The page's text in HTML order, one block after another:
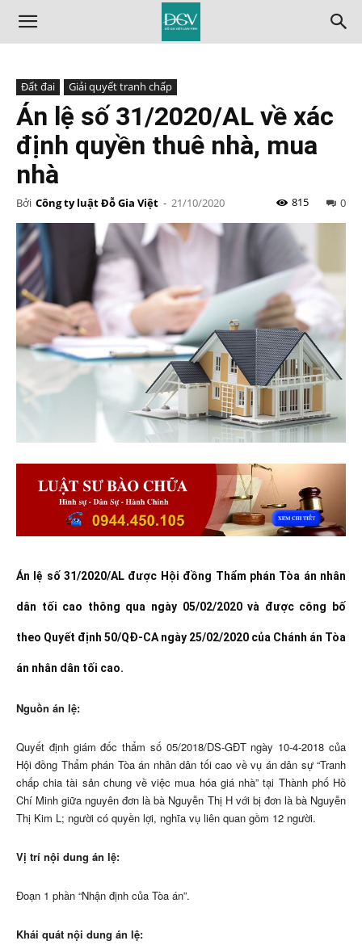
Đất đai Giải quyết tranh chấp
Án lệ số 31/2020/AL về xác
định quyền thuê nhà, mua
nhà
Bởi Công ty luật Đỗ Gia Việt - 21/10/2020 0
815
Án lệ số 31/2020/AL được Hội đồng Thẩm phán Tòa án nhân
dân tối cao thông qua ngày 05/02/2020 và được công bố
theo Quyết định 50/QĐ-CA ngày 25/02/2020 của Chánh án Tòa
án nhân dân tối cao.
Nguồn án lệ:
Quyết định giám đốc thẩm số 05/2018/DS-GĐT ngày 10-4-2018 của
Hội đồng Thẩm phán Tòa án nhân dân tối cao về vụ án dân sự “Tranh
chấp chia tài sản chung về việc mua hóa giá nhà” tại Thành phố Hồ
Chí Minh giữa nguyên đơn là bà Nguyễn Thị H với bị đơn là bà Nguyễn
Thị Kim L; người có quyền lợi, nghĩa vụ liên quan gồm 12 người.
Vị trí nội dung án lệ:
Đoạn 1 phần “Nhận định của Tòa án”.
Khái quát nội dung án lệ: